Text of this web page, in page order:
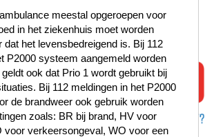
meestal opgeroepen voor
in het ziekenhuis moet worden
dat het levensbedreigend is. Bij 112
P2000 systeem aangemeld worden
ook dat Prio 1 wordt gebruikt bij
Bij 112 meldingen in het P2000
de brandweer ook gebruik worden
zoals: BR bij brand, HV voor
voor verkeersongeval, WO voor een